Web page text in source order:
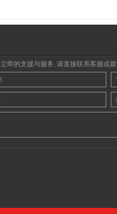
即的支援与服务, 请直接联系客服或